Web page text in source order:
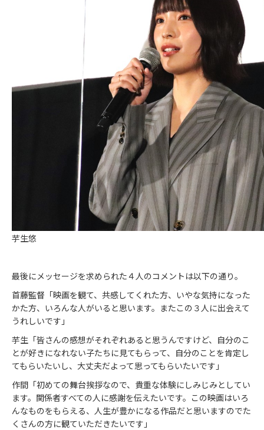
芋生悠
最後にメッセージを求められた４人のコメントは以下の通り。
首藤監督「映画を観て、共感してくれた方、いやな気持になった
かた方、いろんな人がいると思います。またこの３人に出会えて
うれしいです」
芋生「皆さんの感想がそれぞれあると思うんですけど、自分のこ
とが好きになれない子たちに見てもらって、自分のことを肯定し
てもらいたいし、大丈夫だよって思ってもらいたいです」
作間「初めての舞台挨拶なので、貴重な体験にしみじみとしてい
ます。関係者すべての人に感謝を伝えたいです。この映画はいろ
んなものをもらえる、人生が豊かになる作品だと思いますのでた
くさんの方に観ていただきたいです」